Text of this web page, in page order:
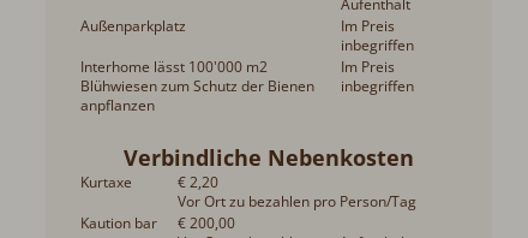
Aufenthalt
Außenparkplatz
Im Preis
inbegriffen
Interhome lässt 100'000 m2
Blühwiesen zum Schutz der Bienen
anpflanzen
Im Preis
inbegriffen
Verbindliche Nebenkosten
Kurtaxe
€ 2,20
Vor Ort zu bezahlen pro Person/Tag
Kaution bar
€ 200,00